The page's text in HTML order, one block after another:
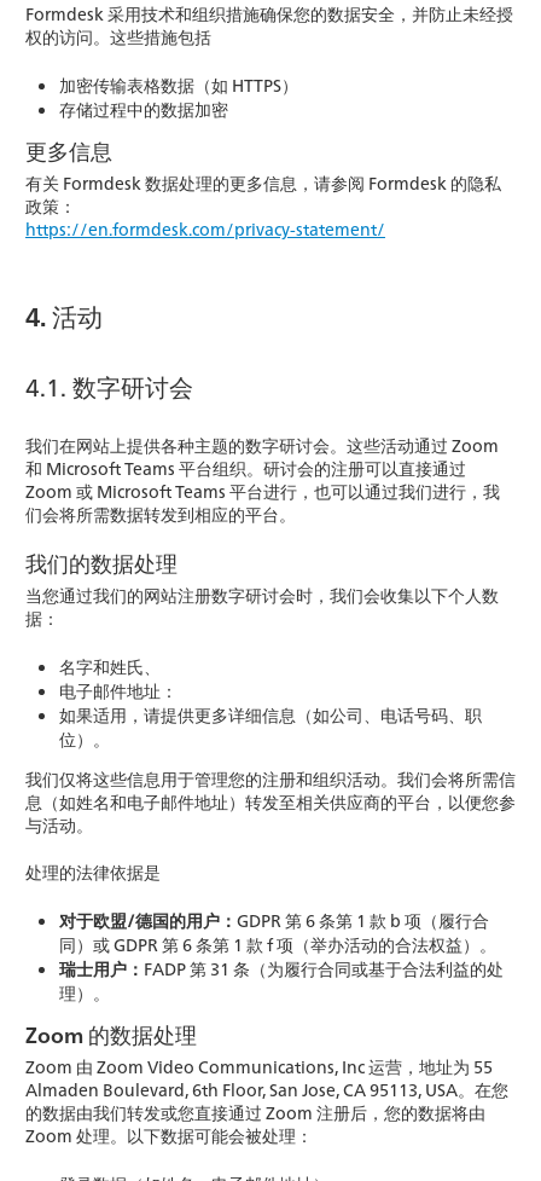
Formdesk 采用技术和组织措施确保您的数据安全，并防止未经授
权的访问。这些措施包括
加密传输表格数据（如 HTTPS）
存储过程中的数据加密
更多信息
有关 Formdesk 数据处理的更多信息，请参阅 Formdesk 的隐私
政策：
https://en.formdesk.com/privacy-statement/
4. 活动
4.1. 数字研讨会
我们在网站上提供各种主题的数字研讨会。这些活动通过 Zoom
和 Microsoft Teams 平台组织。研讨会的注册可以直接通过
Zoom 或 Microsoft Teams 平台进行，也可以通过我们进行，我
们会将所需数据转发到相应的平台。
我们的数据处理
当您通过我们的网站注册数字研讨会时，我们会收集以下个人数
据：
名字和姓氏、
电子邮件地址：
如果适用，请提供更多详细信息（如公司、电话号码、职
位）。
我们仅将这些信息用于管理您的注册和组织活动。我们会将所需信
息（如姓名和电子邮件地址）转发至相关供应商的平台，以便您参
与活动。
处理的法律依据是
对于欧盟/德国的用户： GDPR 第 6 条第 1 款 b 项（履行合
同）或 GDPR 第 6 条第 1 款 f 项（举办活动的合法权益）。
瑞士用户： FADP 第 31 条（为履行合同或基于合法利益的处
理）。
Zoom 的数据处理
Zoom 由 Zoom Video Communications, Inc 运营，地址为 55
Almaden Boulevard, 6th Floor, San Jose, CA 95113, USA。在您
的数据由我们转发或您直接通过 Zoom 注册后，您的数据将由
Zoom 处理。以下数据可能会被处理：